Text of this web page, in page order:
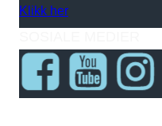
Klikk her